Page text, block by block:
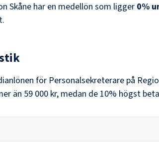
Skåne har en medellön som ligger 0%
för Personalsekreterare på
än 59 000 kr, medan de 10% högst